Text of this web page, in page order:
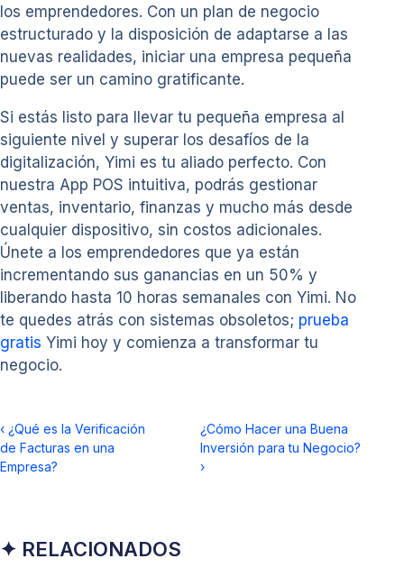
los emprendedores. Con un plan de negocio
estructurado y la disposición de adaptarse a las
nuevas realidades, iniciar una empresa pequeña
puede ser un camino gratificante.
Si estás listo para llevar tu pequeña empresa al
siguiente nivel y superar los desafíos de la
digitalización, Yimi es tu aliado perfecto. Con
nuestra App POS intuitiva, podrás gestionar
ventas, inventario, finanzas y mucho más desde
cualquier dispositivo, sin costos adicionales.
Únete a los emprendedores que ya están
incrementando sus ganancias en un 50% y
liberando hasta 10 horas semanales con Yimi. No
te quedes atrás con sistemas obsoletos; prueba
gratis Yimi hoy y comienza a transformar tu
negocio.
‹ ¿Qué es la Verificación
de Facturas en una
Empresa?
¿Cómo Hacer una Buena
Inversión para tu Negocio?
›
✦ RELACIONADOS